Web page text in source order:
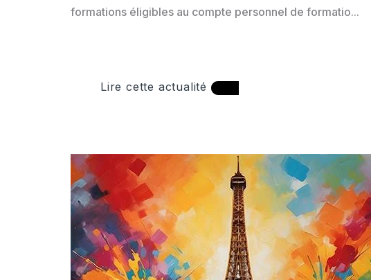
formations éligibles au compte personnel de formatio...
Lire cette actualité